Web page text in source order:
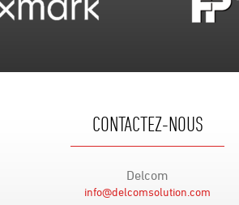
CONTACTEZ-NOUS
Delcom
info@delcomsolution.com